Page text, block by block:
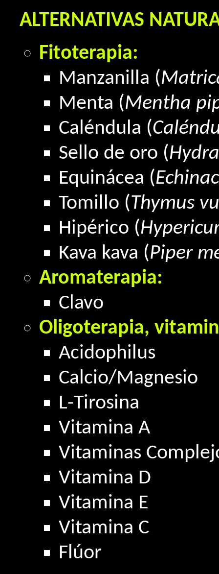
ALTERNATIVAS
Fitoterapia:
Manzanilla (
Menta (Mentha
Caléndula (
Sello de oro (
Equinácea (
Tomillo (Thymus
Hipérico (
Kava kava (Piper
Aromaterapia:
Clavo
Oligoterapia,
Acidophilus
Calcio/Magnesio
L-Tirosina
Vitamina A
Vitaminas
Vitamina D
Vitamina E
Vitamina C
Flúor